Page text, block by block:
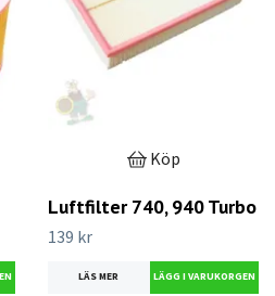
Köp
Luftfilter 740, 940 Turbo
139 kr
LÄS MER